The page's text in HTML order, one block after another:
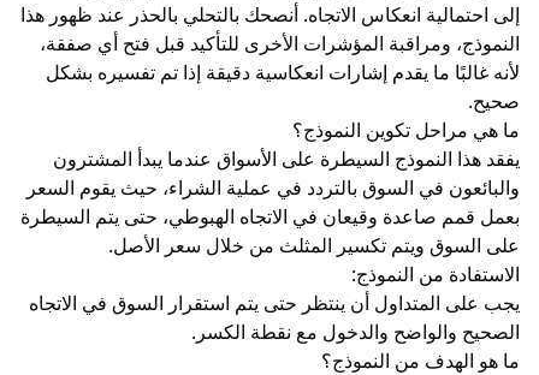
إلى احتمالية انعكاس الاتجاه. أنصحك بالتحلي بالحذر عند ظهور هذا
النموذج، ومراقبة المؤشرات الأخرى للتأكيد قبل فتح أي صفقة،
لأنه غالبًا ما يقدم إشارات انعكاسية دقيقة إذا تم تفسيره بشكل
صحيح.
ما هي مراحل تكوين النموذج؟
يفقد هذا النموذج السيطرة على الأسواق عندما يبدأ المشترون
والبائعون في السوق بالتردد في عملية الشراء، حيث يقوم السعر
بعمل قمم صاعدة وقيعان في الاتجاه الهبوطي، حتى يتم السيطرة
على السوق ويتم تكسير المثلث من خلال سعر الأصل.
الاستفادة من النموذج:
يجب على المتداول أن ينتظر حتى يتم استقرار السوق في الاتجاه
الصحيح والواضح والدخول مع نقطة الكسر.
ما هو الهدف من النموذج؟